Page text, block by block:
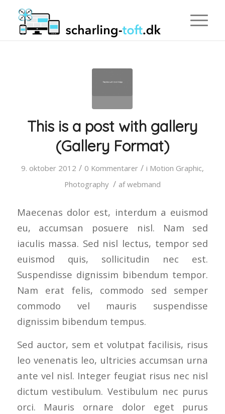
This is a post with gallery
(Gallery Format)
9. oktober 2012 / 0 Kommentarer / i Motion Graphic,
Photography / afwebmand
Maecenas dolor est, interdum a euismod
eu, accumsan posuere nisl. Nam sed
iaculis massa. Sed nisl lectus, tempor sed
euismod quis, sollicitudin nec est.
Suspendisse dignissim bibendum tempor.
Nam erat felis, commodo sed semper
commodo vel mauris suspendisse
dignissim bibendum tempus.
Sed auctor, sem et volutpat facilisis, risus
leo venenatis leo, ultricies accumsan urna
ante vel nisl. Integer feugiat risus nec nisl
dictum vestibulum. Vestibulum nec purus
orci. Mauris ornare dolor eget purus